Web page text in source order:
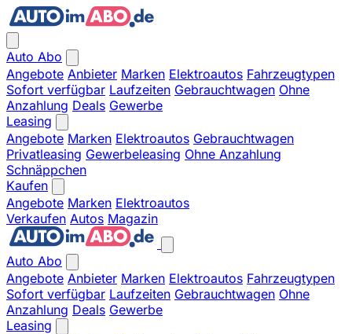
Auto Abo
Angebote Anbieter Marken Elektroautos Fahrzeugtypen
Sofort verfügbar Laufzeiten Gebrauchtwagen Ohne
Anzahlung Deals Gewerbe
Leasing
Angebote Marken Elektroautos Gebrauchtwagen
Privatleasing Gewerbeleasing Ohne Anzahlung
Schnäppchen
Kaufen
Angebote Marken Elektroautos
Verkaufen Autos Magazin
Auto Abo
Angebote Anbieter Marken Elektroautos Fahrzeugtypen
Sofort verfügbar Laufzeiten Gebrauchtwagen Ohne
Anzahlung Deals Gewerbe
Leasing